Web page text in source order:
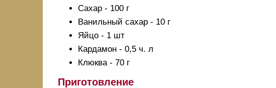
Сахар - 100 г
Ванильный сахар - 10 г
Яйцо - 1 шт
Кардамон - 0,5 ч. л
Клюква - 70 г
Приготовление